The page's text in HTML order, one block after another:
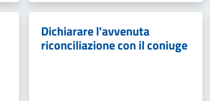
Dichiarare l'avvenuta
riconciliazione con il coniuge